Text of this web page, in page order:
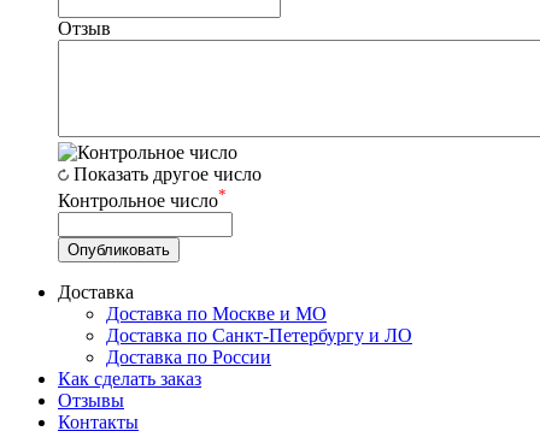
Отзыв
Показать другое число
Контрольное число*
Доставка
Доставка по Москве и МО
Доставка по Санкт-Петербургу и ЛО
Доставка по России
Как сделать заказ
Отзывы
Контакты